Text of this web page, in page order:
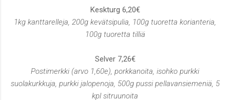
Keskturg 6,20€
1kg kanttarelleja, 200g kevätsipulia, 100g tuoretta korianteria,
100g tuoretta tilliä
Selver 7,26€
Postimerkki (arvo 1,60e), porkkanoita, isohko purkki
suolakurkkuja, purkki jalopenoja, 500g pussi pellavansiemeniä, 5
kpl sitruunoita